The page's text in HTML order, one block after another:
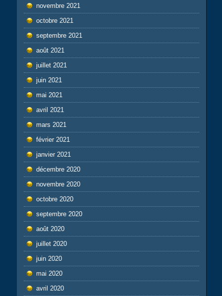
novembre 2021
octobre 2021
septembre 2021
août 2021
juillet 2021
juin 2021
mai 2021
avril 2021
mars 2021
février 2021
janvier 2021
décembre 2020
novembre 2020
octobre 2020
septembre 2020
août 2020
juillet 2020
juin 2020
mai 2020
avril 2020